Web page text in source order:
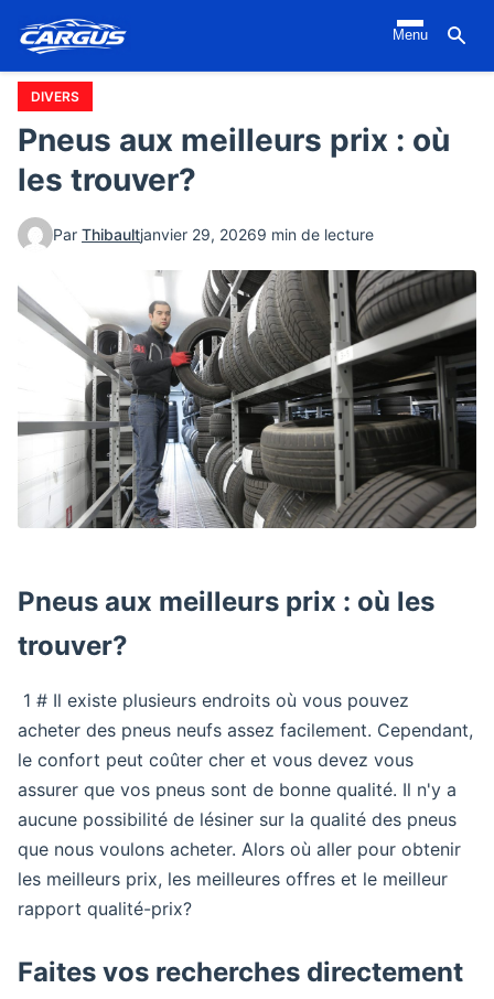
contenu
principal
Menu
DIVERS
Pneus aux meilleurs prix : où
les trouver?
Par Thibaultjanvier 29, 20269 min de lecture
Pneus aux meilleurs prix : où les
trouver?
1 # Il existe plusieurs endroits où vous pouvez
acheter des pneus neufs assez facilement. Cependant,
le confort peut coûter cher et vous devez vous
assurer que vos pneus sont de bonne qualité. Il n'y a
aucune possibilité de lésiner sur la qualité des pneus
que nous voulons acheter. Alors où aller pour obtenir
les meilleurs prix, les meilleures offres et le meilleur
rapport qualité-prix?
Faites vos recherches directement